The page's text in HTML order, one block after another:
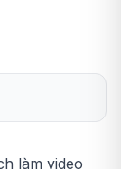
làm video